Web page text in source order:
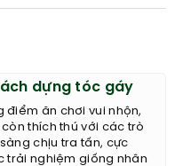
dựng tóc gáy
điểm ăn chơi vui nhộn,
thích thú với các trò
chịu tra tấn, cực
trải nghiệm giống nhân